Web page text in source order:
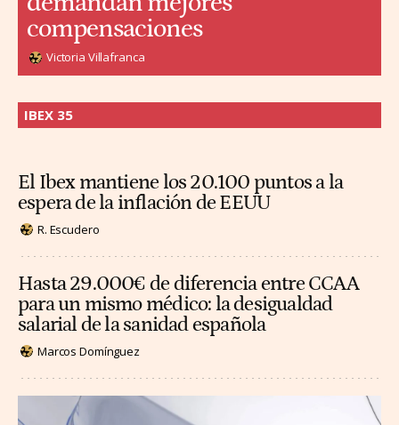
compensaciones
Victoria Villafranca
IBEX 35
El Ibex mantiene los 20.100 puntos a la
espera de la inflación de EEUU
R. Escudero
Hasta 29.000€ de diferencia entre CCAA
para un mismo médico: la desigualdad
salarial de la sanidad española
Marcos Domínguez